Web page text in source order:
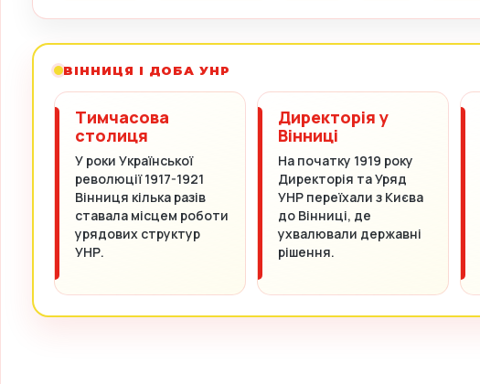
ВІННИЦЯ І ДОБА УНР
Тимчасова
столиця
У роки Української
революції 1917-1921
Вінниця кілька разів
ставала місцем роботи
урядових структур
УНР.
Директорія у
Вінниці
На початку 1919 року
Директорія та Уряд
УНР переїхали з Києва
до Вінниці, де
ухвалювали державні
рішення.